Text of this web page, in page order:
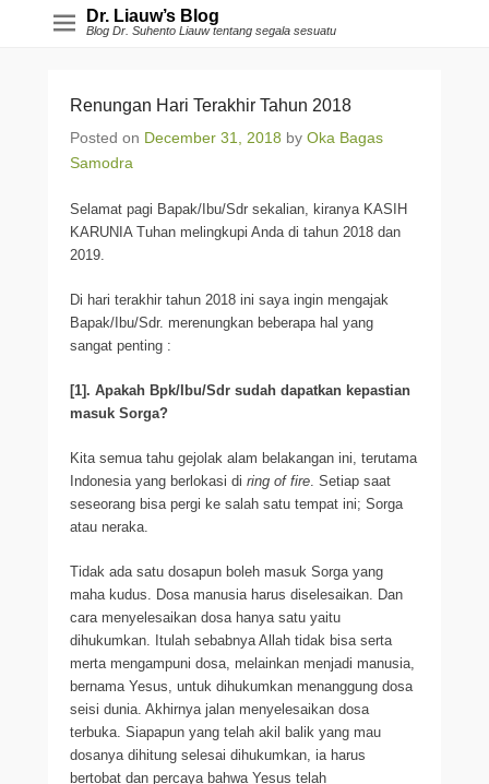
Dr. Liauw’s Blog
Blog Dr. Suhento Liauw tentang segala sesuatu
Renungan Hari Terakhir Tahun 2018
Posted on December 31, 2018 by Oka Bagas
Samodra
Selamat pagi Bapak/Ibu/Sdr sekalian, kiranya KASIH
KARUNIA Tuhan melingkupi Anda di tahun 2018 dan
2019.
Di hari terakhir tahun 2018 ini saya ingin mengajak
Bapak/Ibu/Sdr. merenungkan beberapa hal yang
sangat penting :
[1]. Apakah Bpk/Ibu/Sdr sudah dapatkan kepastian
masuk Sorga?
Kita semua tahu gejolak alam belakangan ini, terutama
Indonesia yang berlokasi di ring of fire. Setiap saat
seseorang bisa pergi ke salah satu tempat ini; Sorga
atau neraka.
Tidak ada satu dosapun boleh masuk Sorga yang
maha kudus. Dosa manusia harus diselesaikan. Dan
cara menyelesaikan dosa hanya satu yaitu
dihukumkan. Itulah sebabnya Allah tidak bisa serta
merta mengampuni dosa, melainkan menjadi manusia,
bernama Yesus, untuk dihukumkan menanggung dosa
seisi dunia. Akhirnya jalan menyelesaikan dosa
terbuka. Siapapun yang telah akil balik yang mau
dosanya dihitung selesai dihukumkan, ia harus
bertobat dan percaya bahwa Yesus telah